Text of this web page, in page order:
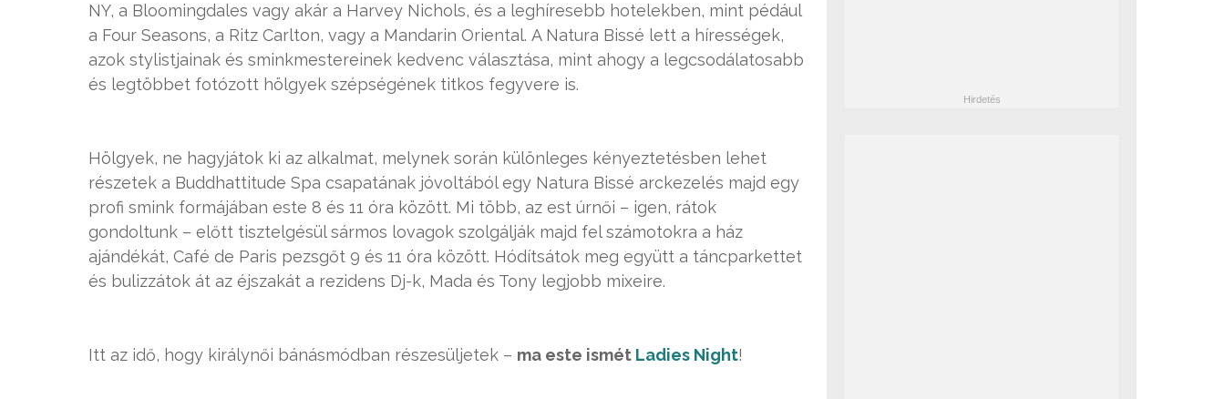
NY, a Bloomingdales vagy akár a Harvey Nichols, és a leghíresebb hotelekben, mint pédául
a Four Seasons, a Ritz Carlton, vagy a Mandarin Oriental. A Natura Bissé lett a hírességek,
azok stylistjainak és sminkmestereinek kedvenc választása, mint ahogy a legcsodálatosabb
és legtöbbet fotózott hölgyek szépségének titkos fegyvere is.
Hölgyek, ne hagyjátok ki az alkalmat, melynek során különleges kényeztetésben lehet
részetek a Buddhattitude Spa csapatának jóvoltából egy Natura Bissé arckezelés majd egy
profi smink formájában este 8 és 11 óra között. Mi több, az est úrnői – igen, rátok
gondoltunk – előtt tisztelgésül sármos lovagok szolgálják majd fel számotokra a ház
ajándékát, Café de Paris pezsgőt 9 és 11 óra között. Hódítsátok meg együtt a táncparkettet
és bulizzátok át az éjszakát a rezidens Dj-k, Mada és Tony legjobb mixeire.
Itt az idő, hogy királynői bánásmódban részesüljetek – ma este ismét Ladies Night!